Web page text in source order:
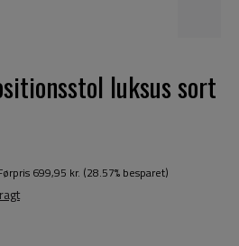
luksus sort
699,95 kr. (28.57% besparet)